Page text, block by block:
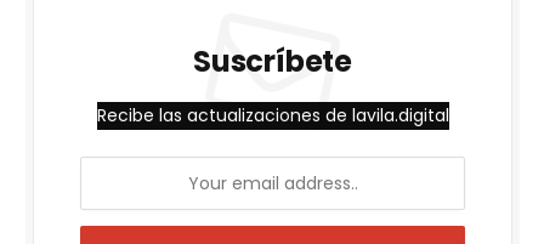
Suscríbete
Recibe las actualizaciones de lavila.digital